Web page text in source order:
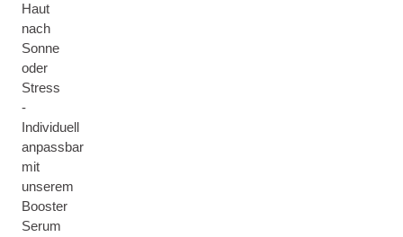
Haut
nach
Sonne
oder
Stress
-
Individuell
anpassbar
mit
unserem
Booster
Serum